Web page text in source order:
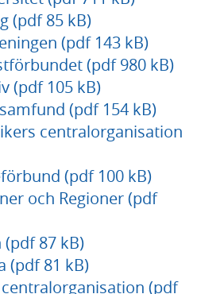
(pdf 85 kB)
(pdf 143 kB)
(pdf 980 kB)
(pdf 105 kB)
(pdf 154 kB)
centralorganisation
(pdf 100 kB)
och Regioner (pdf
87 kB)
(pdf 81 kB)
(pdf